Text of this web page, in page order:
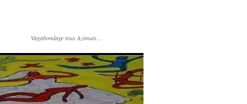
Vagabondage tous Azimuts…